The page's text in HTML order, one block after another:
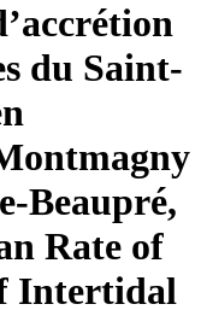
du Saint-
Beaupré,
Rate of
Intertidal